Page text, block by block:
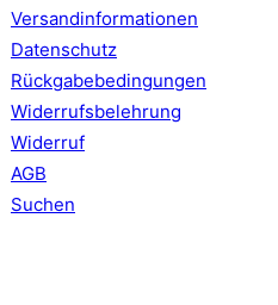
Versandinformationen
Datenschutz
Rückgabebedingungen
Widerrufsbelehrung
Widerruf
AGB
Suchen